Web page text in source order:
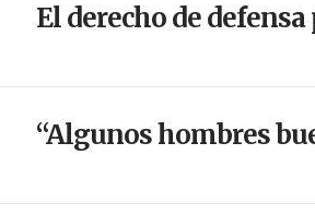
El derecho de
“Algunos hombres